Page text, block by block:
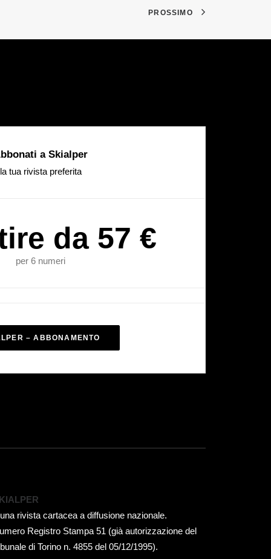
PROSSIMO
a Skialper
la tua rivista preferita
da 57 €
per 6 numeri
– ABBONAMENTO
rivista cartacea a diffusione nazionale.
Registro Stampa 51 (già autorizzazione del
di Torino n. 4855 del 05/12/1995).